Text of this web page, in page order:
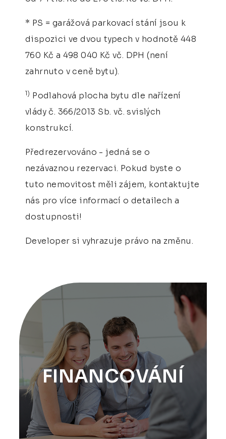
* PS = garážová parkovací stání jsou k
dispozici ve dvou typech v hodnotě 448
760 Kč a 498 040 Kč vč. DPH (není
zahrnuto v ceně bytu).
1) Podlahová plocha bytu dle nařízení
vlády č. 366/2013 Sb. vč. svislých
konstrukcí.
Předrezervováno - jedná se o
nezávaznou rezervaci. Pokud byste o
tuto nemovitost měli zájem, kontaktujte
nás pro více informací o detailech a
dostupnosti!
Developer si vyhrazuje právo na změnu.
FINANCOVÁNÍ